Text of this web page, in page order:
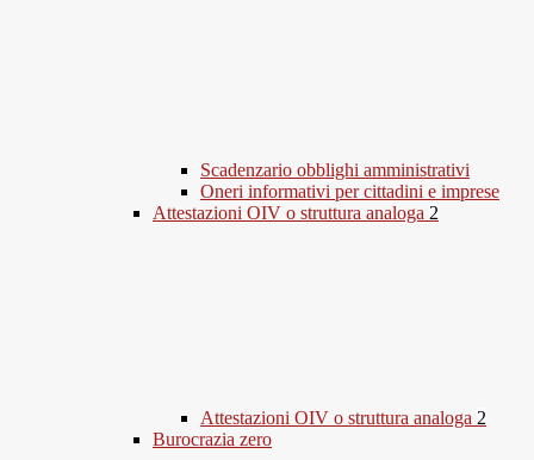
Scadenzario obblighi amministrativi
Oneri informativi per cittadini e imprese
Attestazioni OIV o struttura analoga 2
Attestazioni OIV o struttura analoga 2
Burocrazia zero